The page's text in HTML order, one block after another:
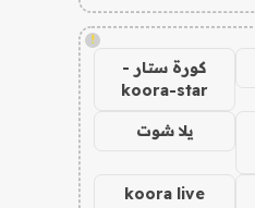
!
كورة ستار -
koora-star
يلا شوت
koora live